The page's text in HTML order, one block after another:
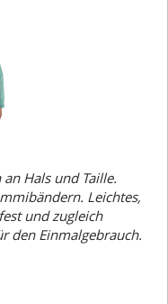
Hals und Taille.
Leichtes,
und zugleich
den Einmalgebrauch.